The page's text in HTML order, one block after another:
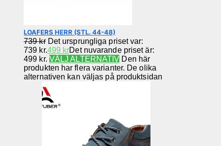
LOAFERS HERR (STL. 44-48)
739kr Det ursprungliga priset var:
739 kr.499 krDet nuvarande priset är:
499 kr. VÄLJ ALTERNATIV Den här
produkten har flera varianter. De olika
alternativen kan väljas på produktsidan